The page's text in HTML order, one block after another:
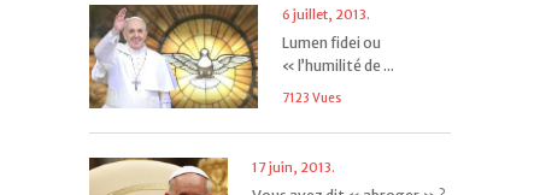
6 juillet, 2013.
Lumen fidei ou
« l’humilité de ...
7123 Vues
17 juin, 2013.